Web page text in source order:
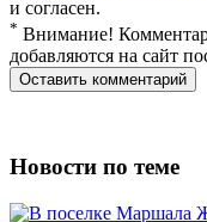
и согласен.
* Внимание!
добавляются на сайт
Новости по теме